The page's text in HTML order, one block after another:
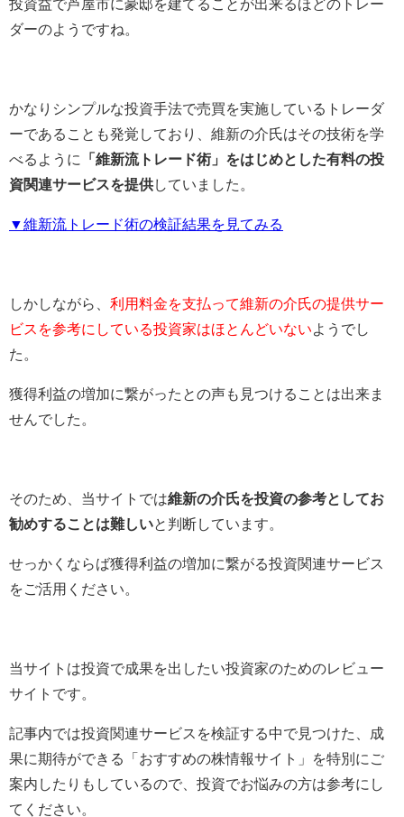
投資益で芦屋市に豪邸を建てることが出来るほどのトレー
ダーのようですね。
かなりシンプルな投資手法で売買を実施しているトレーダ
ーであることも発覚しており、維新の介氏はその技術を学
べるように
「維新流トレード術」をはじめとした有料の投
資関連サービスを提供していました。
▼維新流トレード術の検証結果を見てみる
しかしながら、 利用料金を支払って維新の介氏の提供サー
ビスを参考にしている投資家はほとんどいない ようでし
た。
獲得利益の増加に繋がったとの声も見つけることは出来ま
せんでした。
そのため、当サイトでは維新の介氏を投資の参考としてお
勧めすることは難しいと判断しています。
せっかくならば獲得利益の増加に繋がる投資関連サービス
をご活用ください。
当サイトは投資で成果を出したい投資家のためのレビュー
サイトです。
記事内では投資関連サービスを検証する中で見つけた、成
果に期待ができる「おすすめの株情報サイト」を特別にご
案内したりもしているので、投資でお悩みの方は参考にし
てください。